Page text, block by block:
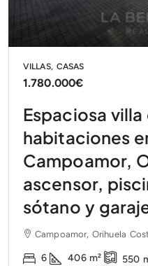
VILLAS, CASAS
1.780.000€
Espaciosa villa
habitaciones
Campoamor,
ascensor,
sótano y
Campoamor, Orihuela
6 406 m² 550